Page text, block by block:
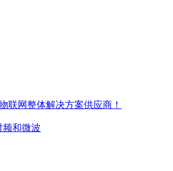
联网整体解决方案供应商！
频和微波